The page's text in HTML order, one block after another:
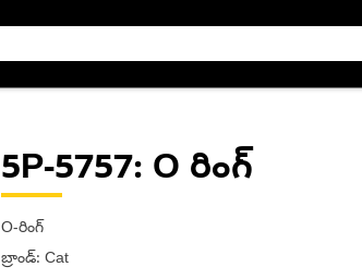
5P-5757: O రింగ్
O-రింగ్
బ్రాండ్: Cat